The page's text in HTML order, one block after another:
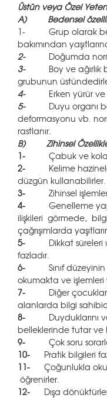
Üstün veya Özel
A) Bedensel
1- Grup olarak
bakımından
2- Doğumda
3- Boy ve
grubunun
4- Erken yürür
5- Duyu organı
deformasyonu vb.
rastlanır.
B) Zihinsel
1- Çabuk ve
2- Kelime
düzgün kullanabilirler.
3- Zihinsel
4- Genelleme
ilişkileri görmede,
çağrışımlarda
5- Dikkat
fazladır.
6- Sınıf
okumakta ve
7- Diğer
alanlarda bilgi
8- Duyduklarını
belleklerinde tutar ve
9- Çok soru
10- Pratik bilgileri
11- Çoğunlukla
öğrenirler.
12- Dışa